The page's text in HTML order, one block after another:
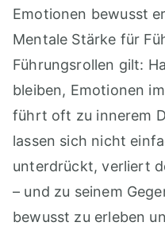
Emotionen bewusst
Mentale Stärke für
Führungsrollen gilt:
bleiben, Emotionen
führt oft zu innerem
lassen sich nicht
unterdrückt, verliert
– und zu seinem
bewusst zu erleben